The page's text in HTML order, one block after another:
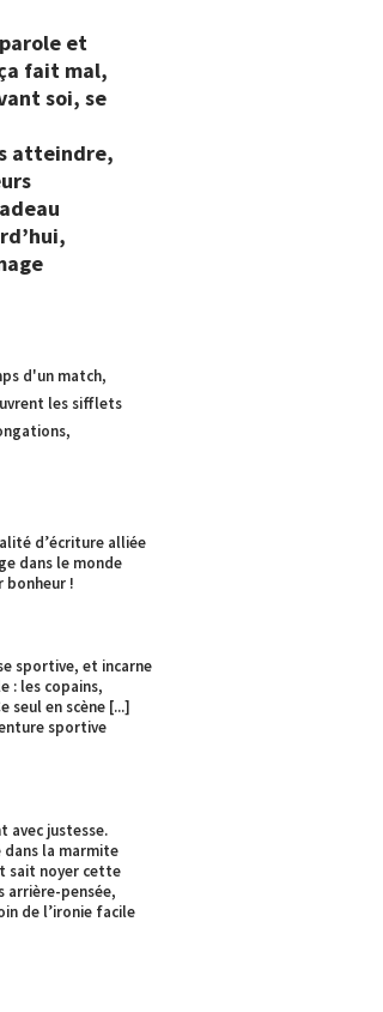
et
fait mal,
soi, se
atteindre,
d'un match,
les sifflets
d’écriture alliée
dans le monde
bonheur !
sportive, et incarne
: les copains,
seul en scène [...]
sportive
avec justesse.
dans la marmite
sait noyer cette
arrière-pensée,
de l’ironie facile